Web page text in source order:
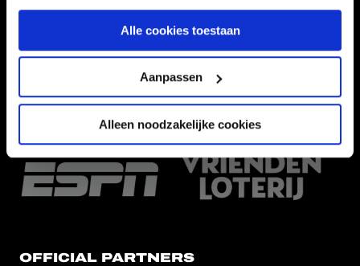
Alle cookies toestaan
Aanpassen
Alleen noodzakelijke cookies
HOOFDSPONSOR
EREDIVISIEPARTNERS
OFFICIAL PARTNERS